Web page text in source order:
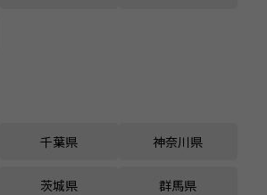
千葉県 神奈川県
茨城県 群馬県